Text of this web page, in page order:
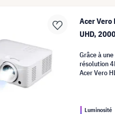
Acer
UHD,
Grâce à
résolution
Acer Vero
Luminosité